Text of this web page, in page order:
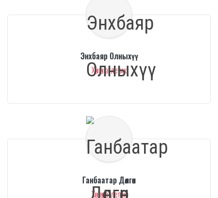
Энхбаяр Олныхүү
Хөнгөн атлетик
Ганбаатар Дөлгөөн
Хөнгөн атлетик